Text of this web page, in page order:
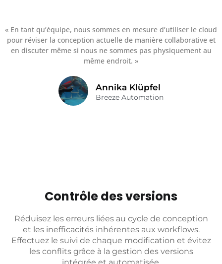
« En tant qu’équipe, nous sommes en mesure d’utiliser le cloud
pour réviser la conception actuelle de manière collaborative et
en discuter même si nous ne sommes pas physiquement au
même endroit. »
Annika Klüpfel
Breeze Automation
Contrôle des versions
Réduisez les erreurs liées au cycle de conception
et les inefficacités inhérentes aux workflows.
Effectuez le suivi de chaque modification et évitez
les conflits grâce à la gestion des versions
intégrée et automatisée.